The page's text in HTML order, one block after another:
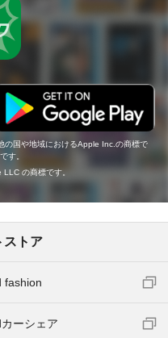
の国や地域におけるApple Inc.の商標で
す。
の商標です。
ストア
fashion
ーシェア